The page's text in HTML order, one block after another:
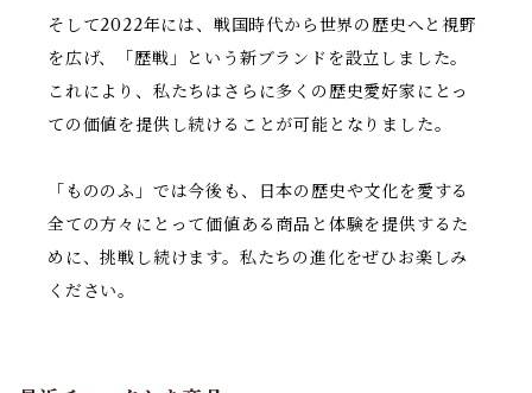
そして2022年には、戦国時代から世界の歴史へと視野
を広げ、「歴戦」という新ブランドを設立しました。
これにより、私たちはさらに多くの歴史愛好家にとっ
ての価値を提供し続けることが可能となりました。
「もののふ」では今後も、日本の歴史や文化を愛する
全ての方々にとって価値ある商品と体験を提供するた
めに、挑戦し続けます。私たちの進化をぜひお楽しみ
ください。